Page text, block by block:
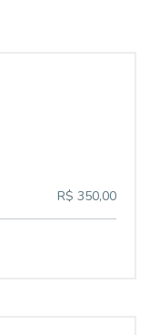
R$ 350,00